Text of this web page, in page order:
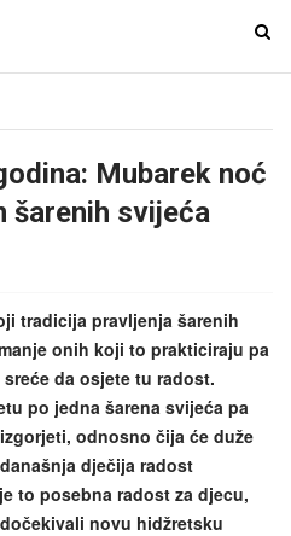
T
e
a
Mubarek noć
šarenih svijeća
tradicija pravljenja šarenih
onih koji to prakticiraju pa
da osjete tu radost.
po jedna šarena svijeća pa
odnosno čija će duže
dječija radost
to posebna radost za djecu,
novu hidžretsku